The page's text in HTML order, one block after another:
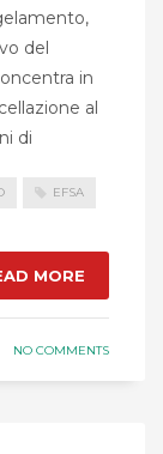
del
in
al
di
EFSA
MORE
NO COMMENTS